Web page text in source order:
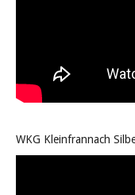
WKG Kleinfrannach